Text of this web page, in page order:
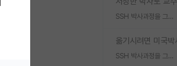
SSH 박사과정을 그만두고 지방대 박사로 옮기면 교수의 꿈은 끝일까요?
SSH 박사과정을 그만두고 지방대 박사로 옮기면 교수의 꿈은 끝일까요?